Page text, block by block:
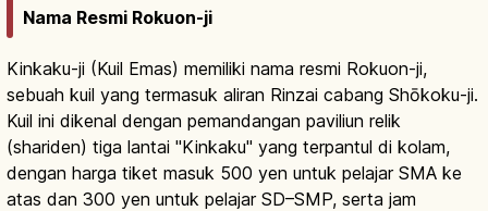
Nama Resmi Rokuon-ji
Kinkaku-ji (Kuil Emas) memiliki nama resmi Rokuon-ji,
sebuah kuil yang termasuk aliran Rinzai cabang Shōkoku-ji.
Kuil ini dikenal dengan pemandangan paviliun relik
(shariden) tiga lantai "Kinkaku" yang terpantul di kolam,
dengan harga tiket masuk 500 yen untuk pelajar SMA ke
atas dan 300 yen untuk pelajar SD–SMP, serta jam